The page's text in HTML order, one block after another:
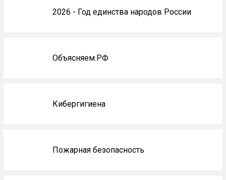
2026 - Год единства народов России
Объясняем.РФ
Кибергигиена
Пожарная безопасность